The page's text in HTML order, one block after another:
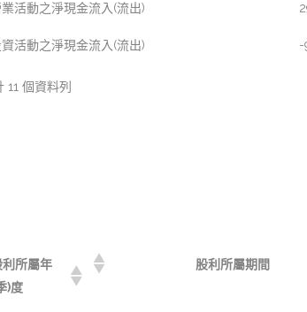
業活動之淨現金流入(流出)
活動之淨現金流入(流出) -
11 個資料列
利所屬年
)度
股利所屬期間